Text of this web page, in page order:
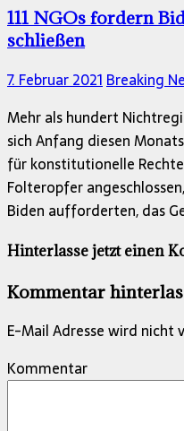
111 NGOs fordern
schließen
7. Februar 2021 Breaking
Mehr als hundert
sich Anfang diesen
für konstitutionelle
Folteropfer
Biden aufforderten, das
Hinterlasse jetzt einen
Kommentar
E-Mail Adresse wird
Kommentar